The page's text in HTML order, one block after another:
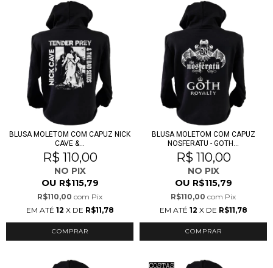
BLUSA MOLETOM COM CAPUZ NICK
CAVE &...
R$ 110,00
NO PIX
OU R$115,79
R$110,00 com Pix
EM ATÉ 12 X DE R$11,78
COMPRAR
BLUSA MOLETOM COM CAPUZ
NOSFERATU - GOTH...
R$ 110,00
NO PIX
OU R$115,79
R$110,00 com Pix
EM ATÉ 12 X DE R$11,78
COMPRAR